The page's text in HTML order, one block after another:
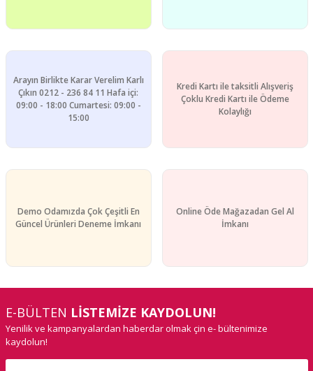
Arayın Birlikte Karar Verelim Karlı
Çıkın 0212 - 236 84 11 Hafa içi:
09:00 - 18:00 Cumartesi: 09:00 -
15:00
Kredi Kartı ile taksitli Alışveriş
Çoklu Kredi Kartı ile Ödeme
Kolaylığı
Demo Odamızda Çok Çeşitli En
Güncel Ürünleri Deneme İmkanı
Online Öde Mağazadan Gel Al
İmkanı
E-BÜLTEN LİSTEMİZE KAYDOLUN!
Yenilik ve kampanyalardan haberdar olmak çin e- bültenimize
kaydolun!